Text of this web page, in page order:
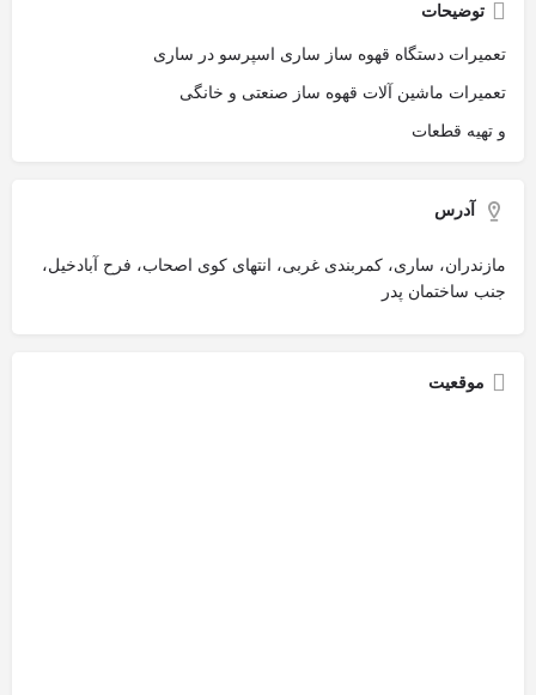
توضیحات
تعمیرات دستگاه قهوه ساز ساری اسپرسو در ساری
تعمیرات ماشین آلات قهوه ساز صنعتی و خانگی
و تهیه قطعات
آدرس
مازندران، ساری، کمربندی غربی، انتهای کوی اصحاب، فرح آبادخیل،
جنب ساختمان پدر
موقعیت